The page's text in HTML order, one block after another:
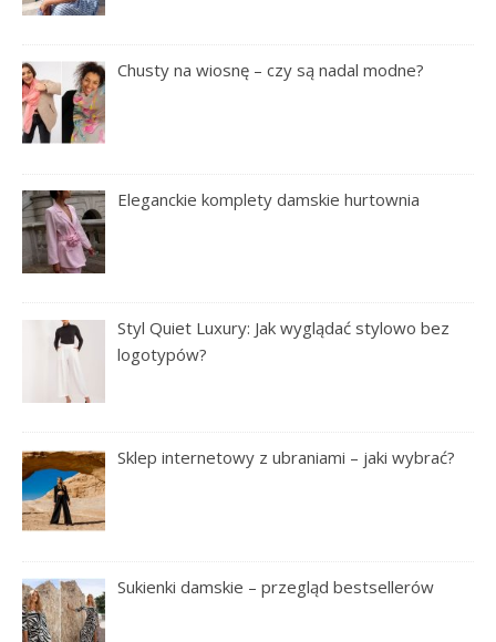
Chusty na wiosnę – czy są nadal modne?
Eleganckie komplety damskie hurtownia
Styl Quiet Luxury: Jak wyglądać stylowo bez
logotypów?
Sklep internetowy z ubraniami – jaki wybrać?
Sukienki damskie – przegląd bestsellerów